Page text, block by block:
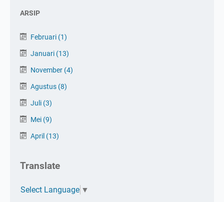
ARSIP
Februari (1)
Januari (13)
November (4)
Agustus (8)
Juli (3)
Mei (9)
April (13)
Translate
Select Language ▼